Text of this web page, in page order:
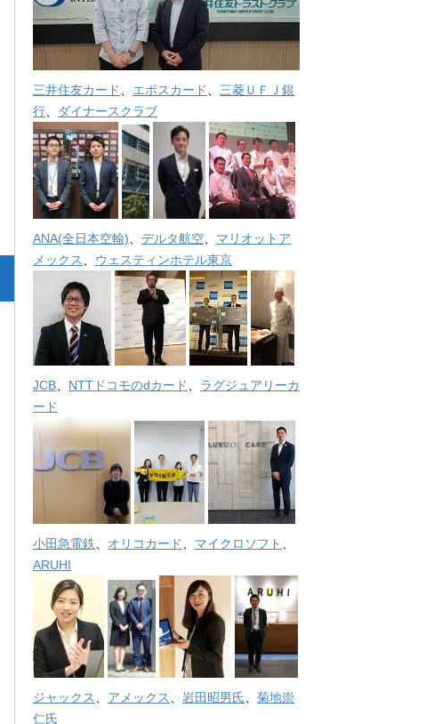
三井住友カード エポスカード
三菱ＵＦＪ銀
行
ダイナースクラブ
ANA(全日本空輸) デルタ航空
マリオットア
メックス
ウェスティンホテル東京
JCB NTTドコモのdカード
ラグジュアリーカ
ード
小田急電鉄 オリコカード マイクロソフト
ARUHI
ジャックス アメックス 岩田昭男氏
菊地崇
仁氏